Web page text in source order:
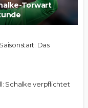
Torwart
Das
Schalke verpflichtet